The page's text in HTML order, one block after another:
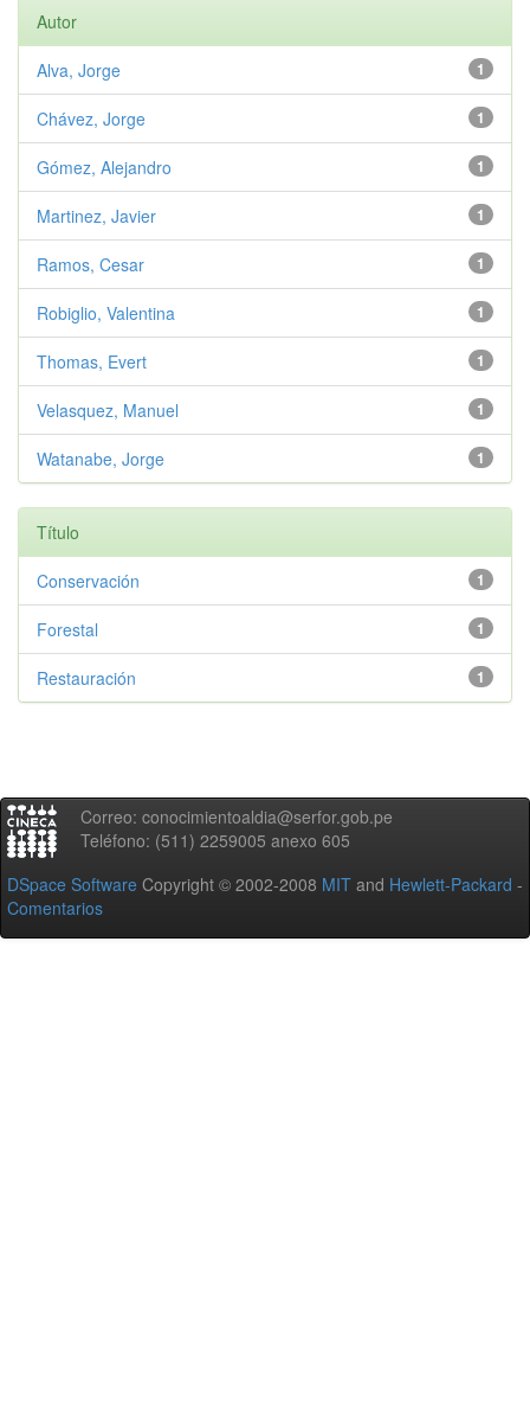
Autor
1
Alva, Jorge
1
Chávez, Jorge
1
Gómez, Alejandro
1
Martinez, Javier
1
Ramos, Cesar
1
Robiglio, Valentina
1
Thomas, Evert
1
Velasquez, Manuel
1
Watanabe, Jorge
Título
1
Conservación
1
Forestal
1
Restauración
Correo: conocimientoaldia@serfor.gob.pe
Teléfono: (511) 2259005 anexo 605
DSpace Software Copyright © 2002-2008 MIT and Hewlett-Packard -
Comentarios